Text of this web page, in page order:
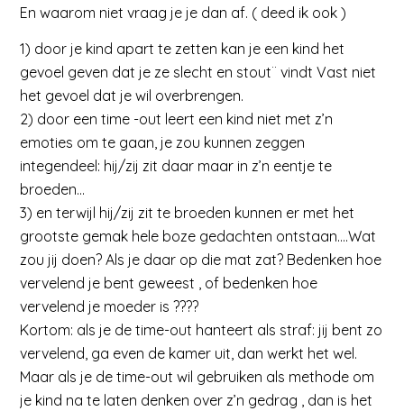
En waarom niet vraag je je dan af. ( deed ik ook )
1) door je kind apart te zetten kan je een kind het
gevoel geven dat je ze slecht en stout¨ vindt Vast niet
het gevoel dat je wil overbrengen.
2) door een time -out leert een kind niet met z’n
emoties om te gaan, je zou kunnen zeggen
integendeel: hij/zij zit daar maar in z’n eentje te
broeden…
3) en terwijl hij/zij zit te broeden kunnen er met het
grootste gemak hele boze gedachten ontstaan….Wat
zou jij doen? Als je daar op die mat zat? Bedenken hoe
vervelend je bent geweest , of bedenken hoe
vervelend je moeder is ????
Kortom: als je de time-out hanteert als straf: jij bent zo
vervelend, ga even de kamer uit, dan werkt het wel.
Maar als je de time-out wil gebruiken als methode om
je kind na te laten denken over z’n gedrag , dan is het